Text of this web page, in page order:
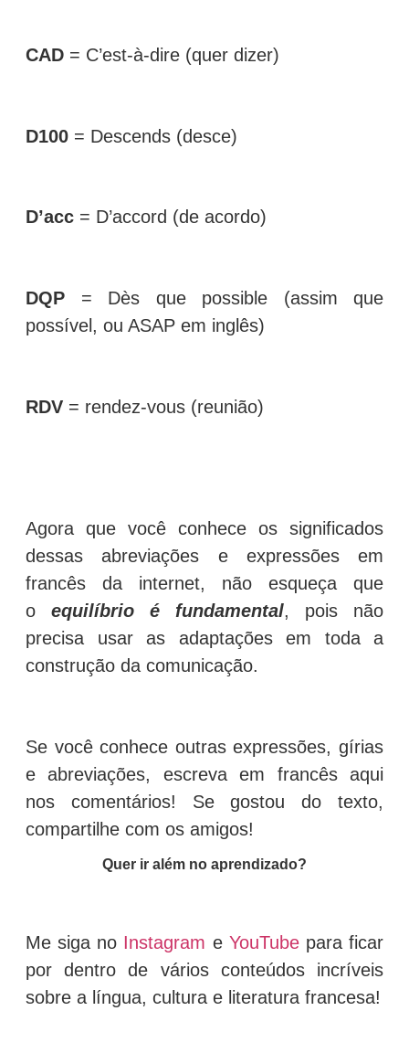
CAD = C’est-à-dire (quer dizer)
D100 = Descends (desce)
D’acc = D’accord (de acordo)
DQP = Dès que possible (assim que
possível, ou ASAP em inglês)
RDV = rendez-vous (reunião)
Agora que você conhece os significados
dessas abreviações e expressões em
francês da internet, não esqueça que
o equilíbrio é fundamental, pois não
precisa usar as adaptações em toda a
construção da comunicação.
Se você conhece outras expressões, gírias
e abreviações, escreva em francês aqui
nos comentários! Se gostou do texto,
compartilhe com os amigos!
Quer ir além no aprendizado?
Me siga no Instagram e YouTubepara ficar
por dentro de vários conteúdos incríveis
sobre a língua, cultura e literatura francesa!